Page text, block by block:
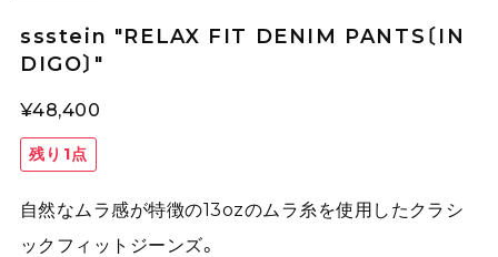
ssstein "RELAX FIT DENIM PANTS〔IN
DIGO〕"
¥48,400
残り1点
自然なムラ感が特徴の13ozのムラ糸を使用したクラシ
ックフィットジーンズ。